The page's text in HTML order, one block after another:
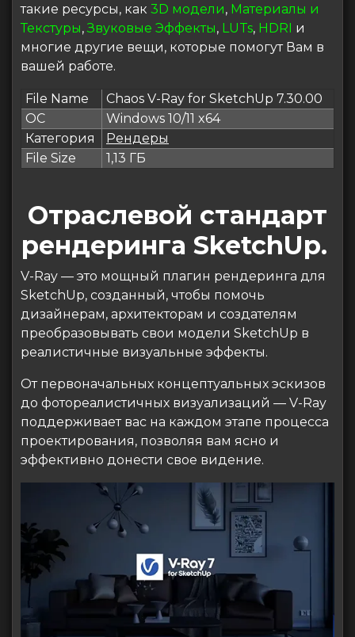
такие ресурсы, как 3D модели, Материалы и
Текстуры,Звуковые Эффекты, LUTs, HDRI и
многие другие вещи, которые помогут Вам в
вашей работе.
File Name
Chaos V-Ray for SketchUp 7.30.00
ОС
Windows 10/11 x64
Категория
Рендеры
File Size
1,13 ГБ
Отраслевой стандарт
рендеринга SketchUp.
V-Ray — это мощный плагин рендеринга для
SketchUp, созданный, чтобы помочь
дизайнерам, архитекторам и создателям
преобразовывать свои модели SketchUp в
реалистичные визуальные эффекты.
От первоначальных концептуальных эскизов
до фотореалистичных визуализаций — V-Ray
поддерживает вас на каждом этапе процесса
проектирования, позволяя вам ясно и
эффективно донести свое видение.